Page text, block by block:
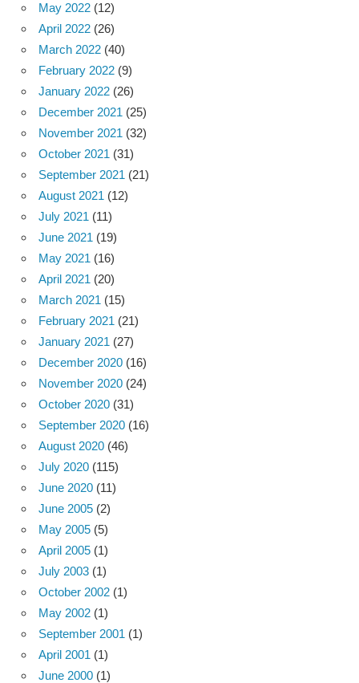
May 2022 (12)
April 2022 (26)
March 2022 (40)
February 2022 (9)
January 2022 (26)
December 2021 (25)
November 2021 (32)
October 2021 (31)
September 2021 (21)
August 2021 (12)
July 2021 (11)
June 2021 (19)
May 2021 (16)
April 2021 (20)
March 2021 (15)
February 2021 (21)
January 2021 (27)
December 2020 (16)
November 2020 (24)
October 2020 (31)
September 2020 (16)
August 2020 (46)
July 2020 (115)
June 2020 (11)
June 2005 (2)
May 2005 (5)
April 2005 (1)
July 2003 (1)
October 2002 (1)
May 2002 (1)
September 2001 (1)
April 2001 (1)
June 2000 (1)